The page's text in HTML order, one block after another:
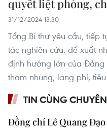
quyết liệt phòng,
31/12/2024 13:30
Tổng Bí thư yêu cầu, tiếp
tác nghiên cứu, đề xuất
định hướng lớn của Đảng
tham nhũng, lãng phí,
TIN CÙNG
Đồng chí Lê Quang